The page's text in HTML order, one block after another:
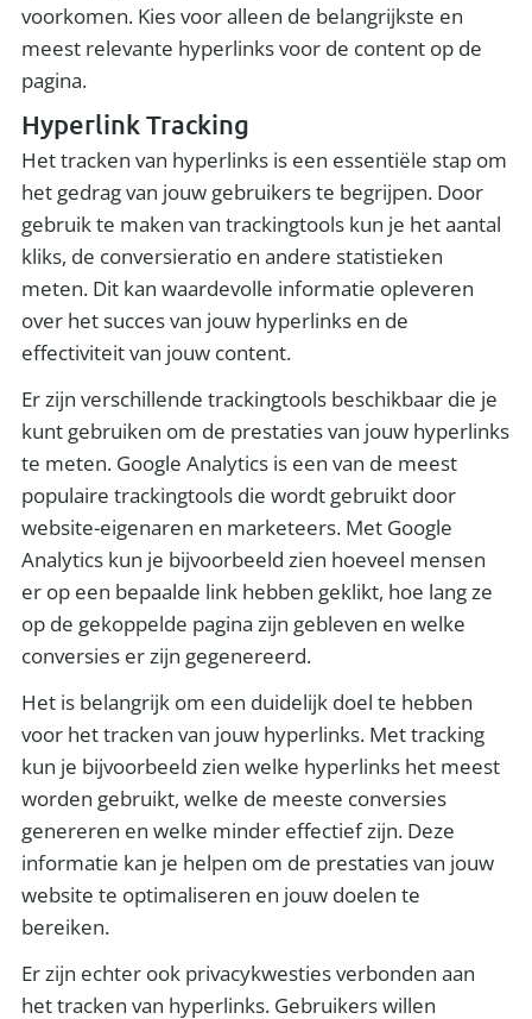
voorkomen. Kies voor alleen de belangrijkste en
meest relevante hyperlinks voor de content op de
pagina.
Hyperlink Tracking
Het tracken van hyperlinks is een essentiële stap om
het gedrag van jouw gebruikers te begrijpen. Door
gebruik te maken van trackingtools kun je het aantal
kliks, de conversieratio en andere statistieken
meten. Dit kan waardevolle informatie opleveren
over het succes van jouw hyperlinks en de
effectiviteit van jouw content.
Er zijn verschillende trackingtools beschikbaar die je
kunt gebruiken om de prestaties van jouw hyperlinks
te meten. Google Analytics is een van de meest
populaire trackingtools die wordt gebruikt door
website-eigenaren en marketeers. Met Google
Analytics kun je bijvoorbeeld zien hoeveel mensen
er op een bepaalde link hebben geklikt, hoe lang ze
op de gekoppelde pagina zijn gebleven en welke
conversies er zijn gegenereerd.
Het is belangrijk om een duidelijk doel te hebben
voor het tracken van jouw hyperlinks. Met tracking
kun je bijvoorbeeld zien welke hyperlinks het meest
worden gebruikt, welke de meeste conversies
genereren en welke minder effectief zijn. Deze
informatie kan je helpen om de prestaties van jouw
website te optimaliseren en jouw doelen te
bereiken.
Er zijn echter ook privacykwesties verbonden aan
het tracken van hyperlinks. Gebruikers willen